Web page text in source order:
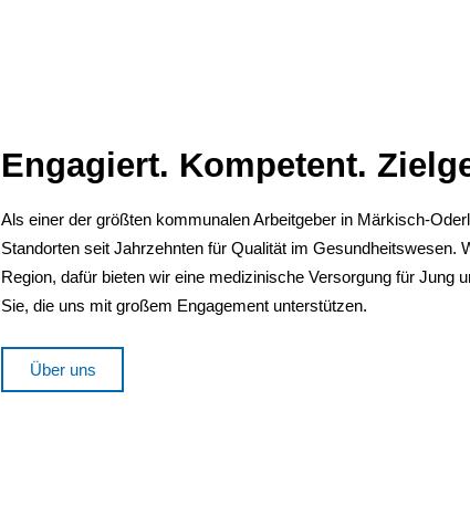
Engagiert. Kompetent.
Als einer der größten kommunalen Arbeitgeber in Märkisch-
Standorten seit Jahrzehnten für Qualität im
Region, dafür bieten wir eine medizinische Versorgung für Jung
Sie, die uns mit großem Engagement unterstützen.
Über uns